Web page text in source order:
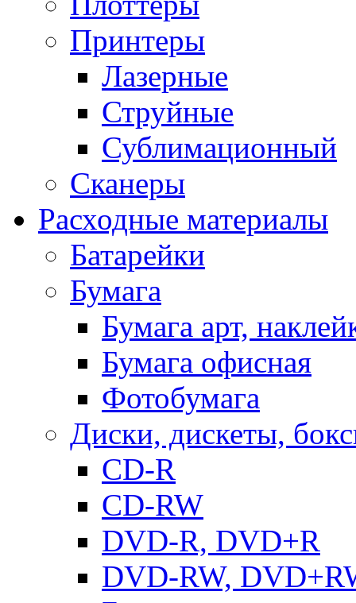
Принтеры
Лазерные
Струйные
Сублимационный
Сканеры
Расходные материалы
Батарейки
Бумага
Бумага арт,
Бумага офисная
Фотобумага
Диски, дискеты,
CD-R
CD-RW
DVD-R, DVD+R
DVD-RW,